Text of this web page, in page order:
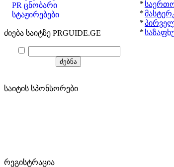
PR ცნობარი
სტაჟირებები
ძიება საიტზე PRGUIDE.GE
საიტის სპონსორები
რეგისტრაცია
*
*
*
*